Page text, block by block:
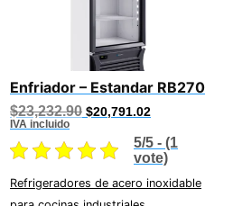
Enfriador – Estandar RB270
$23,232.90 Original
price
$23,232.90.
$20,791.02
price
is:
$20,791.02.
IVA incluido
5/5 - (1
vote)
Refrigeradores de acero inoxidable